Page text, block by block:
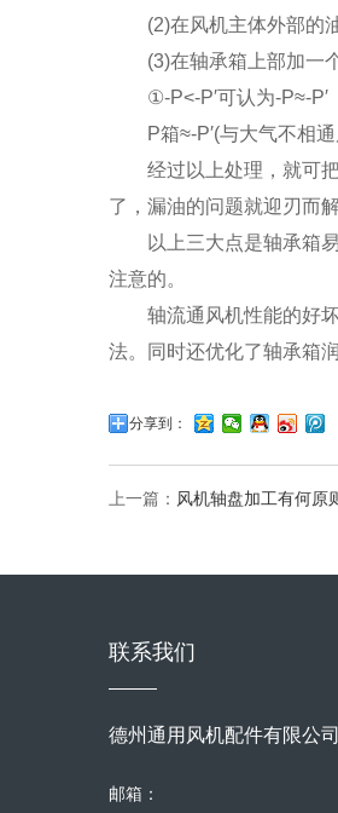
(2)在风机主体外部的油
(3)在轴承箱上部加一个
①-P<-P′可认为-P≈-P′
P箱≈-P′(与大气不相通
经过以上处理，就可把
了，漏油的问题就迎刃而
以上三大点是轴承箱易
注意的。
轴流通风机性能的好坏
法。同时还优化了轴承箱
分享到：
上一篇： 风机轴盘加工有何原
联系我们
德州通用风机配件有限公司
邮箱：